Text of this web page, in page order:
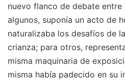
nuevo flanco de debate entre
algunos, suponía un acto de
naturalizaba los desafíos de
crianza; para otros,
misma maquinaria de
misma había padecido en su